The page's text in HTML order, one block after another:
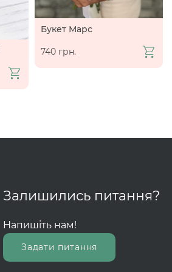
Букет Марс
740 грн.
Залишились питання?
Напишіть нам!
Задати питання